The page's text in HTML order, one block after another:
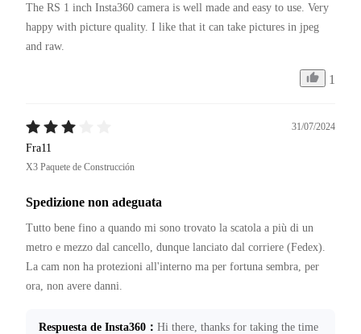
The RS 1 inch Insta360 camera is well made and easy to use. Very
happy with picture quality. I like that it can take pictures in jpeg
and raw.
1
31/07/2024
Fra11
X3 Paquete de Construcción
Spedizione non adeguata
Tutto bene fino a quando mi sono trovato la scatola a più di un
metro e mezzo dal cancello, dunque lanciato dal corriere (Fedex).
La cam non ha protezioni all'interno ma per fortuna sembra, per
Respuesta de Insta360 ： Hi there, thanks for taking the time